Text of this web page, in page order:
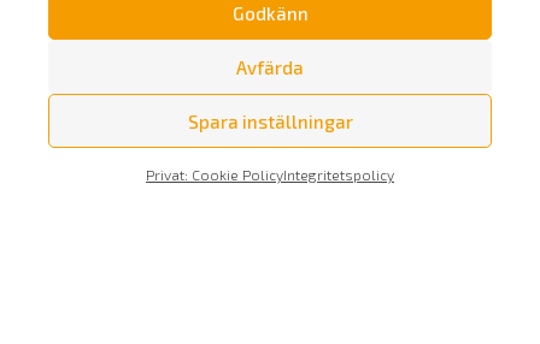
Godkänn
Avfärda
Spara inställningar
Privat: Cookie PolicyIntegritetspolicy
Prenumerera på vårt nyhetsbrev